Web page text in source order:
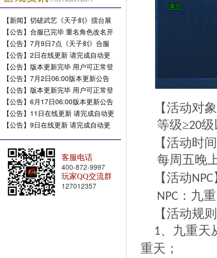
【新闻】切磋武艺《天子剑》擂台展
现风采
【公告】合服已完毕 重名角色改名开
放【公告】7月9日7点《天子剑》合服
公告
【公告】2日在线更新 请完成自动更
新【公告】版本更新完毕 用户可正常登
陆【公告】7月2日06:00版本更新公告
【公告】版本更新完毕 用户可正常登
陆【公告】6月17日06:00版本更新公告
【公告】11日在线更新 请完成自动更
新【公告】9日在线更新 请完成自动更
客服电话
400-872-9997
玩家QQ交流群
127012357
【活动对
等级≥20级
【活动时
每周五晚
【活动NPC
NPC ：九
【活动规
1、九重天
重天；